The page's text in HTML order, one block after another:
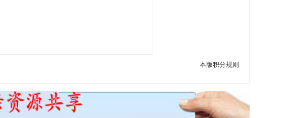
本版积分规则